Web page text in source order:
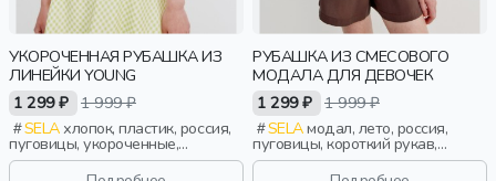
УКОРОЧЕННАЯ РУБАШКА ИЗ
ЛИНЕЙКИ YOUNG
1 299 ₽ 1 999 ₽
SELAхлопок, пластик, россия,
пуговицы, укороченные,
застежка, приталенные,
воротник, девочки,
РУБАШКА ИЗ СМЕСОВОГО
МОДАЛА ДЛЯ ДЕВОЧЕК
1 299 ₽ 1 999 ₽
SELAмодал, лето, россия,
пуговицы, короткий рукав,
прямые, короткие, застежка,
карман, воротник, девочки, дети